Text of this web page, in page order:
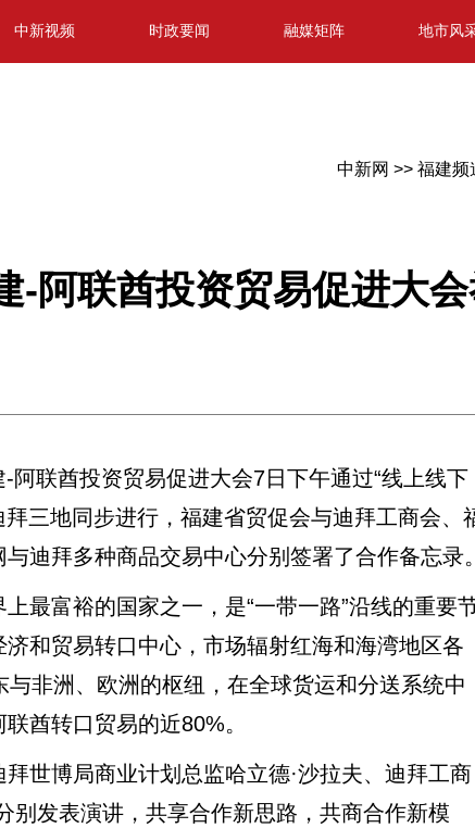
中新视频 时政要闻 融媒矩阵 地市风
中新网 >> 福建频
-阿联酋投资贸易促进大
联酋投资贸易促进大会7日下午通过“线上线下
三地同步进行，福建省贸促会与迪拜工商会、
迪拜多种商品交易中心分别签署了合作备忘录。
富裕的国家之一，是“一带一路”沿线的重要
和贸易转口中心，市场辐射红海和海湾地区各
非洲、欧洲的枢纽，在全球货运和分送系统中
酋转口贸易的近80%。
博局商业计划总监哈立德·沙拉夫、迪拜工商
别发表演讲，共享合作新思路，共商合作新模